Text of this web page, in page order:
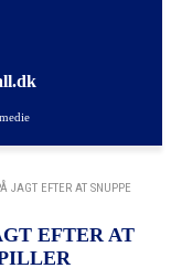
JAGT EFTER AT SNUPPE
EFTER AT